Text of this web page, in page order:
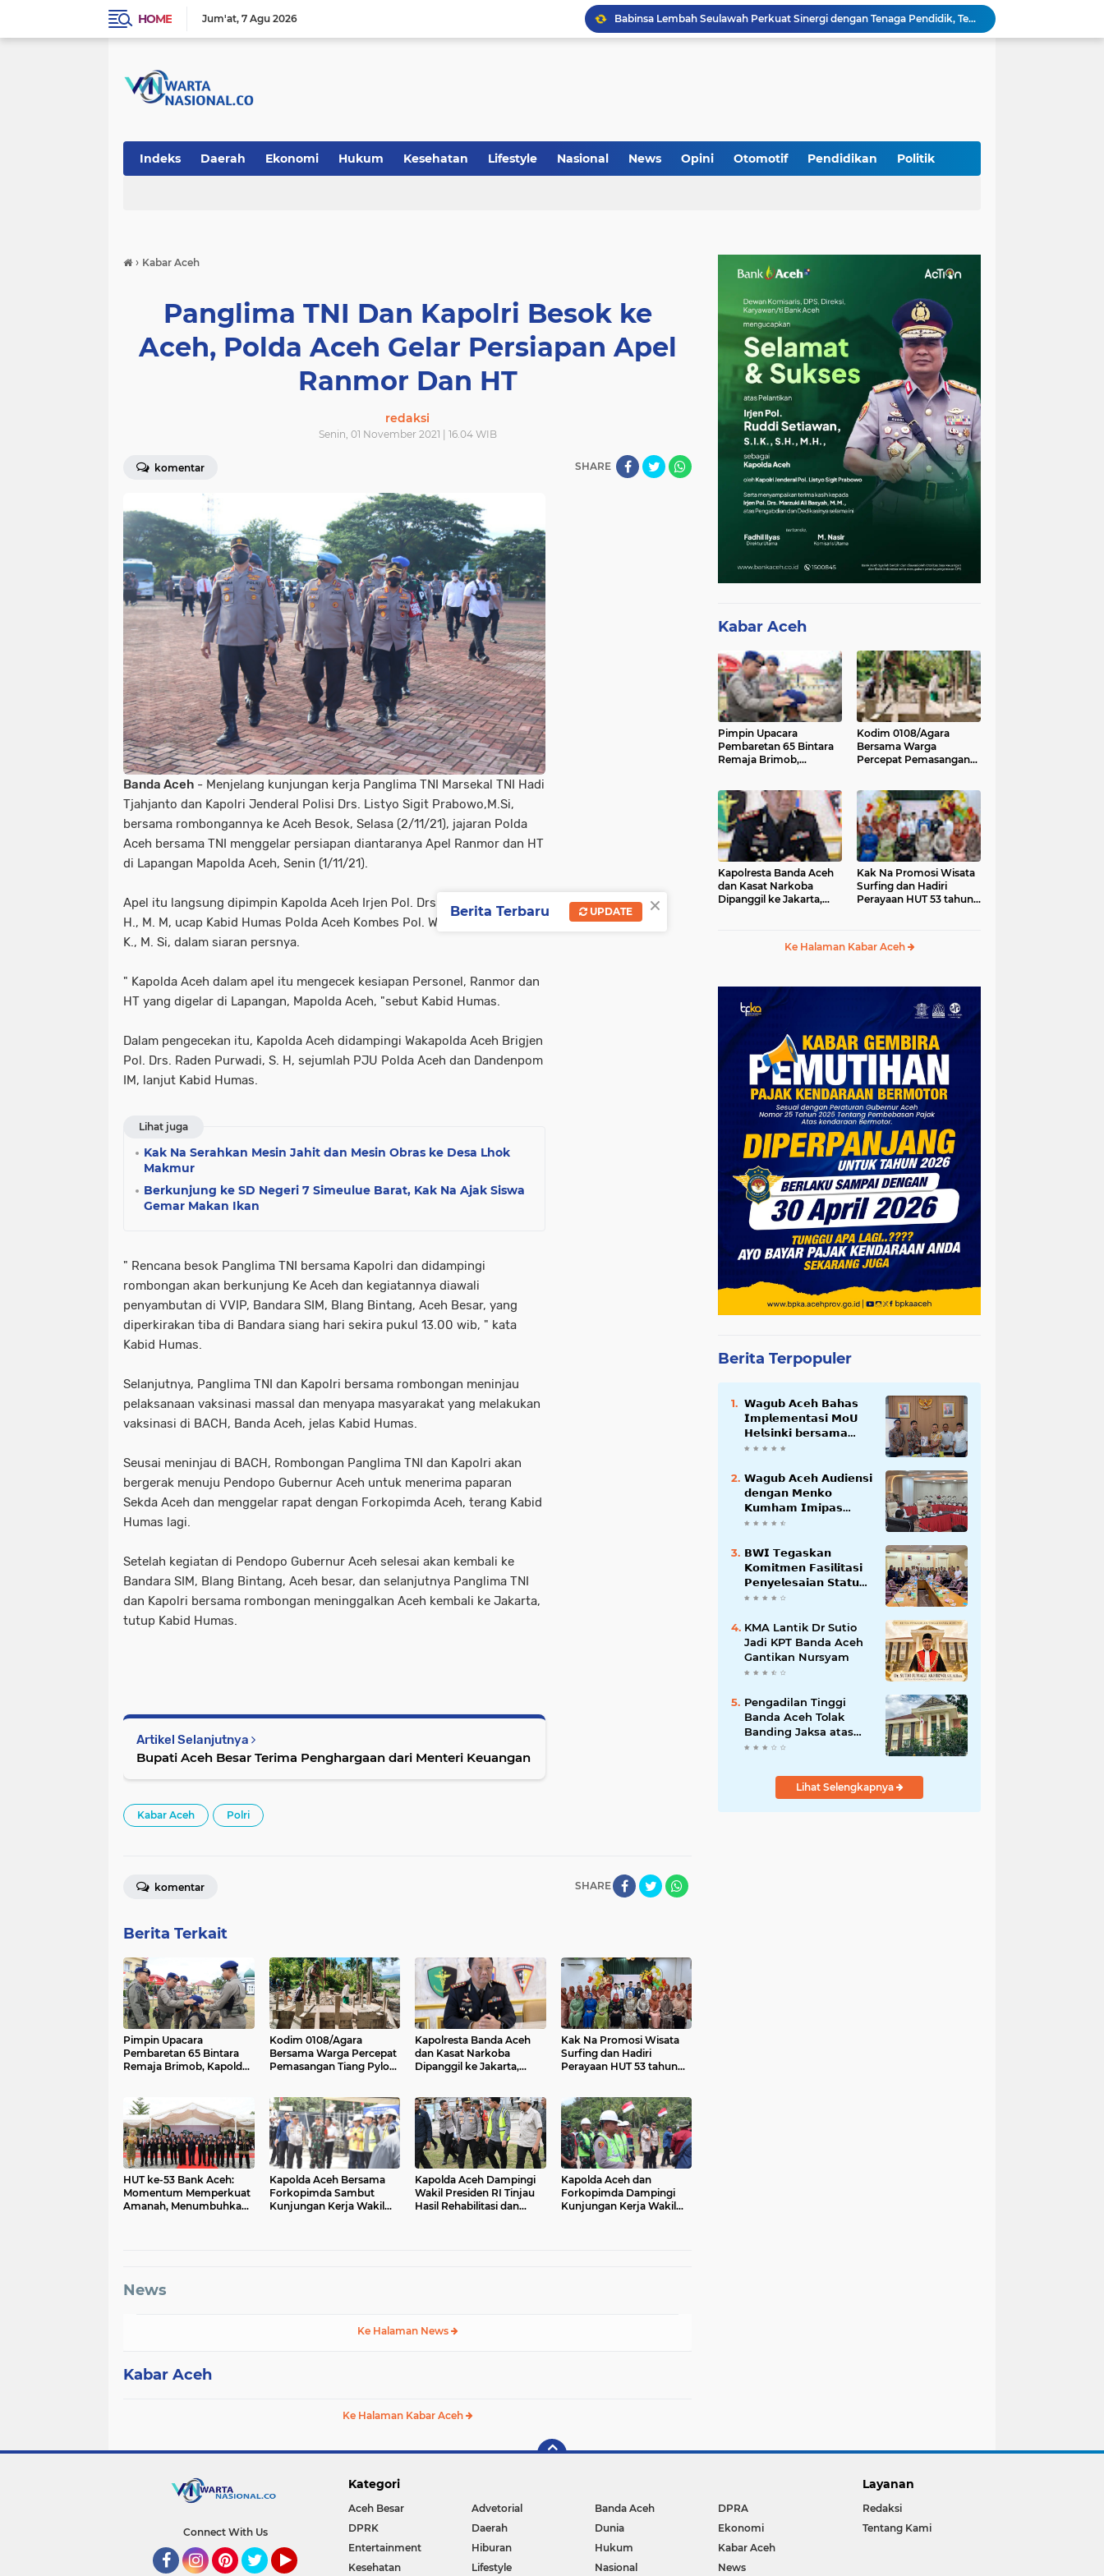
HOME Jum'at 7 Agu 2026
Babinsa Lembah Seulawah Perkuat Sinergi dengan Tenaga Pendidik, Tekankan Pencegahan Kenakalan Remaja dan Bahaya Narkoba
Indeks Daerah Ekonomi Hukum Kesehatan Lifestyle Nasional News Opini Otomotif Pendidikan Politik
› Kabar Aceh
Panglima TNI Dan Kapolri Besok ke
Aceh, Polda Aceh Gelar Persiapan Apel
Ranmor Dan HT
redaksi
Senin, 01 November 2021 | 16.04 WIB
komentar SHARE
Banda Aceh - Menjelang kunjungan kerja Panglima TNI Marsekal TNI Hadi
Tjahjanto dan Kapolri Jenderal Polisi Drs. Listyo Sigit Prabowo,M.Si,
bersama rombongannya ke Aceh Besok, Selasa (2/11/21), jajaran Polda
Aceh bersama TNI menggelar persiapan diantaranya Apel Ranmor dan HT
di Lapangan Mapolda Aceh, Senin (1/11/21).
Apel itu langsung dipimpin Kapolda Aceh Irjen Pol. Drs. Ahmad Haydar, S.
H., M. M, ucap Kabid Humas Polda Aceh Kombes Pol. Winardy, S. H., S. I.
K., M. Si, dalam siaran persnya.
" Kapolda Aceh dalam apel itu mengecek kesiapan Personel, Ranmor dan
HT yang digelar di Lapangan, Mapolda Aceh, "sebut Kabid Humas.
Dalam pengecekan itu, Kapolda Aceh didampingi Wakapolda Aceh Brigjen
Pol. Drs. Raden Purwadi, S. H, sejumlah PJU Polda Aceh dan Dandenpom
IM, lanjut Kabid Humas.
Lihat juga
Kak Na Serahkan Mesin Jahit dan Mesin Obras ke Desa Lhok
Makmur
Berkunjung ke SD Negeri 7 Simeulue Barat, Kak Na Ajak Siswa
Gemar Makan Ikan
" Rencana besok Panglima TNI bersama Kapolri dan didampingi
rombongan akan berkunjung Ke Aceh dan kegiatannya diawali
penyambutan di VVIP, Bandara SIM, Blang Bintang, Aceh Besar, yang
diperkirakan tiba di Bandara siang hari sekira pukul 13.00 wib, " kata
Kabid Humas.
Selanjutnya, Panglima TNI dan Kapolri bersama rombongan meninjau
pelaksanaan vaksinasi massal dan menyapa masyarakat yang melakukan
vaksinasi di BACH, Banda Aceh, jelas Kabid Humas.
Seusai meninjau di BACH, Rombongan Panglima TNI dan Kapolri akan
bergerak menuju Pendopo Gubernur Aceh untuk menerima paparan
Sekda Aceh dan menggelar rapat dengan Forkopimda Aceh, terang Kabid
Humas lagi.
Setelah kegiatan di Pendopo Gubernur Aceh selesai akan kembali ke
Bandara SIM, Blang Bintang, Aceh besar, dan selanjutnya Panglima TNI
dan Kapolri bersama rombongan meninggalkan Aceh kembali ke Jakarta,
tutup Kabid Humas.
Artikel Selanjutnya
Bupati Aceh Besar Terima Penghargaan dari Menteri Keuangan
Kabar Aceh Polri
SHARE
komentar
Berita Terkait
Pimpin Upacara
Pembaretan 65 Bintara
Remaja Brimob, Kapolda
Kodim 0108/Agara
Bersama Warga Percepat
Pemasangan Tiang Pylon
Tenggara
Kapolresta Banda Aceh
dan Kasat Narkoba
Dipanggil ke Jakarta,
Kak Na Promosi Wisata
Surfing dan Hadiri
Perayaan HUT 53 tahun
HUT ke-53 Bank Aceh:
Momentum Memperkuat
Amanah, Menumbuhkan
Kapolda Aceh Bersama
Forkopimda Sambut
Kunjungan Kerja Wakil
Kapolda Aceh Dampingi
Wakil Presiden RI Tinjau
Hasil Rehabilitasi dan
Kapolda Aceh dan
Forkopimda Dampingi
Kunjungan Kerja Wakil
News
Ke Halaman News
Kabar Aceh
Ke Halaman Kabar Aceh
Kabar Aceh
Pimpin Upacara
Pembaretan 65 Bintara
Remaja Brimob,
Kehormatan
Kodim 0108/Agara
Bersama Warga
Percepat Pemasangan
Ger-Ger Aceh Tenggara
Kapolresta Banda Aceh
dan Kasat Narkoba
Dipanggil ke Jakarta,
Kak Na Promosi Wisata
Surfing dan Hadiri
Perayaan HUT 53 tahun
Ke Halaman Kabar Aceh
Berita Terpopuler
𝗪𝗮𝗴𝘂𝗯 𝗔𝗰𝗲𝗵 𝗕𝗮𝗵𝗮𝘀
𝗜𝗺𝗽𝗹𝗲𝗺𝗲𝗻𝘁𝗮𝘀𝗶 𝗠𝗼𝗨
𝗛𝗲𝗹𝘀𝗶𝗻𝗸𝗶 𝗯𝗲𝗿𝘀𝗮𝗺𝗮
𝗦𝗲𝗸𝗿𝗲𝘁𝗮𝗿𝗶𝗮𝘁 𝗡𝗲𝗴𝗮𝗿𝗮
𝗪𝗮𝗴𝘂𝗯 𝗔𝗰𝗲𝗵 𝗔𝘂𝗱𝗶𝗲𝗻𝘀𝗶
𝗱𝗲𝗻𝗴𝗮𝗻 𝗠𝗲𝗻𝗸𝗼
𝗞𝘂𝗺𝗵𝗮𝗺 𝗜𝗺𝗶𝗽𝗮𝘀
𝗧𝗲𝗿𝗸𝗮𝗶𝘁 𝗦𝘁𝗮𝘁𝘂𝘀 𝗪𝗮𝗸𝗮𝗳
𝗕𝗪𝗜 𝗧𝗲𝗴𝗮𝘀𝗸𝗮𝗻
𝗞𝗼𝗺𝗶𝘁𝗺𝗲𝗻 𝗙𝗮𝘀𝗶𝗹𝗶𝘁𝗮𝘀𝗶
𝗣𝗲𝗻𝘆𝗲𝗹𝗲𝘀𝗮𝗶𝗮𝗻 𝗦𝘁𝗮𝘁𝘂𝘀
𝗪𝗮𝗸𝗮𝗳 𝗕𝗹𝗮𝗻𝗴 𝗣𝗮𝗱𝗮𝗻𝗴
KMA Lantik Dr Sutio
Jadi KPT Banda Aceh
Gantikan Nursyam
Pengadilan Tinggi
Banda Aceh Tolak
Banding Jaksa atas
Putusan Bebas Kasus
Lihat Selengkapnya
Connect With Us
Kategori
Aceh Besar Advetorial Banda Aceh
DPRA
DPRK
Daerah Dunia
Ekonomi
Entertainment
Hiburan Hukum
Kabar Aceh
Kesehatan
Lifestyle Nasional News
Layanan
Redaksi
Tentang Kami
×
Berita Terbaru UPDATE